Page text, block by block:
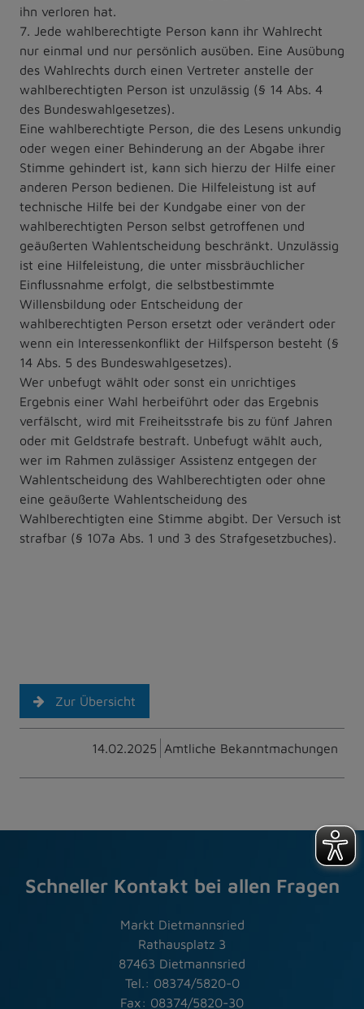
ihn verloren hat.
7. Jede wahlberechtigte Person kann ihr Wahlrecht
nur einmal und nur persönlich ausüben. Eine Ausübung
des Wahlrechts durch einen Vertreter anstelle der
wahlberechtigten Person ist unzulässig (§ 14 Abs. 4
des Bundeswahlgesetzes).
Eine wahlberechtigte Person, die des Lesens unkundig
oder wegen einer Behinderung an der Abgabe ihrer
Stimme gehindert ist, kann sich hierzu der Hilfe einer
anderen Person bedienen. Die Hilfeleistung ist auf
technische Hilfe bei der Kundgabe einer von der
wahlberechtigten Person selbst getroffenen und
geäußerten Wahlentscheidung beschränkt. Unzulässig
ist eine Hilfeleistung, die unter missbräuchlicher
Einflussnahme erfolgt, die selbstbestimmte
Willensbildung oder Entscheidung der
wahlberechtigten Person ersetzt oder verändert oder
wenn ein Interessenkonflikt der Hilfsperson besteht (§
14 Abs. 5 des Bundeswahlgesetzes).
Wer unbefugt wählt oder sonst ein unrichtiges
Ergebnis einer Wahl herbeiführt oder das Ergebnis
verfälscht, wird mit Freiheitsstrafe bis zu fünf Jahren
oder mit Geldstrafe bestraft. Unbefugt wählt auch,
wer im Rahmen zulässiger Assistenz entgegen der
Wahlentscheidung des Wahlberechtigten oder ohne
eine geäußerte Wahlentscheidung des
Wahlberechtigten eine Stimme abgibt. Der Versuch ist
strafbar (§ 107a Abs. 1 und 3 des Strafgesetzbuches).
Zur Übersicht
14.02.2025 Amtliche Bekanntmachungen
Schneller Kontakt bei allen Fragen
Markt Dietmannsried
Rathausplatz 3
87463 Dietmannsried
Tel.: 08374/5820-0
Fax: 08374/5820-30